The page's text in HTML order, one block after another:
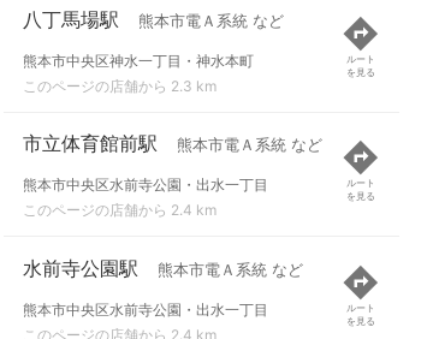
八丁馬場駅 熊本市電Ａ系統 など
熊本市中央区神水一丁目・神水本町
このページの店舗から 2.3 km
ルート
を見る
市立体育館前駅 熊本市電Ａ系統 など
熊本市中央区水前寺公園・出水一丁目
このページの店舗から 2.4 km
ルート
を見る
水前寺公園駅 熊本市電Ａ系統 など
熊本市中央区水前寺公園・出水一丁目
このページの店舗から 2.4 km
ルート
を見る